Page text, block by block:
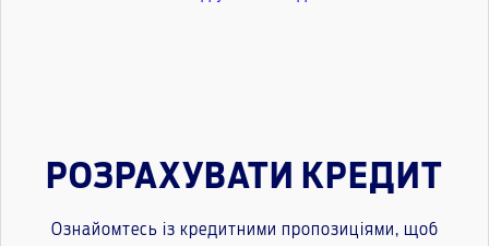
РОЗРАХУВАТИ КРЕДИТ
Ознайомтесь із кредитними пропозиціями, щоб